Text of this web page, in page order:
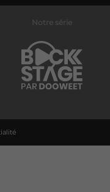
Notre série